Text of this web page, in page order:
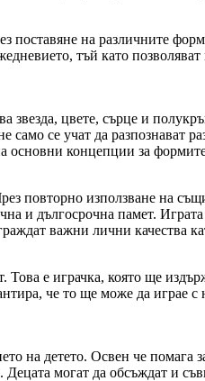
поставяне на различните
тъй като
цвете, сърце и
се учат да разпознават
концепции за
повторно използване на
и дългосрочна памет.
важни лични качества
Това е играчка, която ще
че то ще може да
на детето. Освен че
могат да обсъждат и